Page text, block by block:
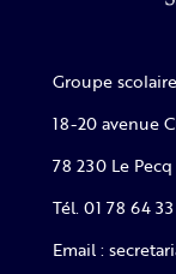
Groupe
18-20 avenue
78 230 Le Pecq
Tél. 01 78 64
Email :